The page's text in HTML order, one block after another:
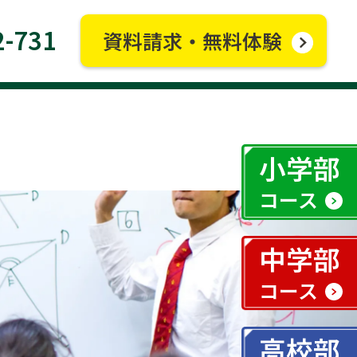
731 資料請求・無料体験
小学部
コース
中学部
コース